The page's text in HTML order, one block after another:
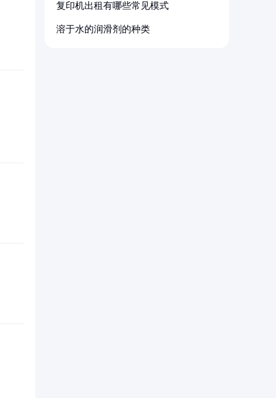
复印机出租有哪些常见模式
溶于水的润滑剂的种类